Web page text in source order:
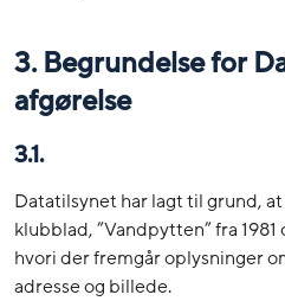
3. Begrundelse for
afgørelse
3.1.
Datatilsynet har lagt til grund,
klubblad, ”Vandpytten” fra
hvori der fremgår oplysninger
adresse og billede.